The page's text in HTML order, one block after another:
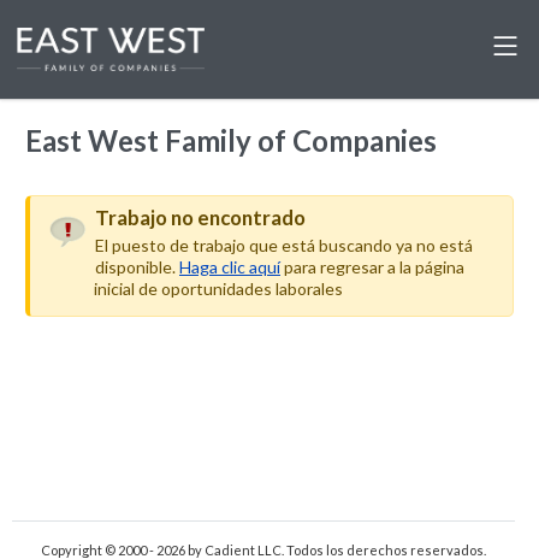
East West Family of Companies
Trabajo no encontrado
El puesto de trabajo que está buscando ya no está
disponible.Haga clic aquípara regresar a la página
inicial de oportunidades laborales
Copyright © 2000 - 2026 by Cadient LLC. Todos los derechos reservados.